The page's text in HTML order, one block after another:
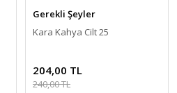
Gerekli Şeyler
Kara Kahya Cilt 25
204,00 TL
240,00 TL